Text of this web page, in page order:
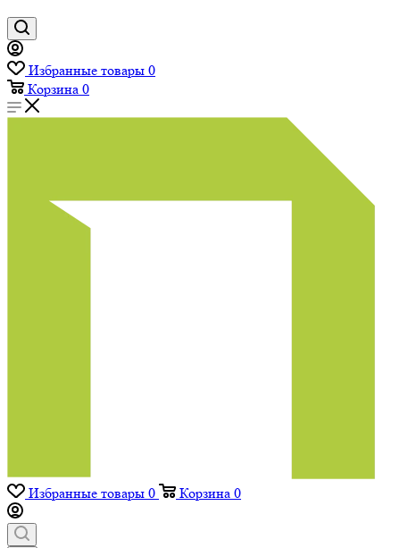
Избранные товары 0
Корзина 0
Избранные товары 0 Корзина 0